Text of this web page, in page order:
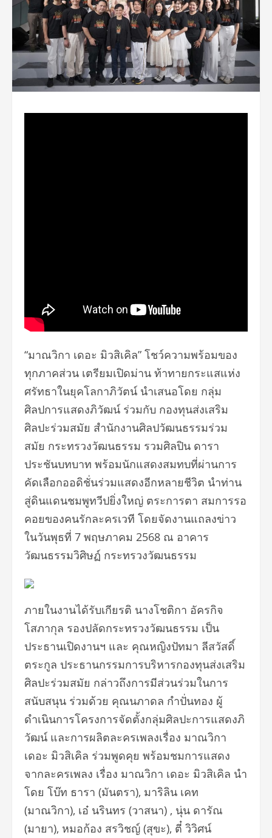
“มาณวิกา เดอะ มิวสิเคิล” โชว์ความพร้อมของ
ทุกภาคส่วน เตรียมเปิดม่าน ท้าทายกระแสแห่ง
ศรัทธาในยุคโลกาภิวัตน์ นำเสนอโดย กลุ่ม
ศิลปการแสดงภิวัฒน์ ร่วมกับ กองทุนส่งเสริม
ศิลปะร่วมสมัย สำนักงานศิลปวัฒนธรรมร่วม
สมัย กระทรวงวัฒนธรรม รวมศิลปิน ดารา
ประชันบทบาท พร้อมนักแสดงสมทบที่ผ่านการ
คัดเลือกออดิชั่นร่วมแสดงอีกหลายชีวิต นำท่าน
สู่ดินแดนชมพูทวีปยิ่งใหญ่ ตระการตา สมการรอ
คอยของคนรักละครเวที โดยจัดงานแถลงข่าว
ในวันพุธที่ 7 พฤษภาคม 2568 ณ อาคาร
วัฒนธรรมวิศิษฏ์ กระทรวงวัฒนธรรม
ภายในงานได้รับเกียรติ นางโชติกา อัครกิจ
โสภากุล รองปลัดกระทรวงวัฒนธรรม เป็น
ประธานเปิดงานฯ และ คุณหญิงปัทมา ลีสวัสดิ์
ตระกูล ประธานกรรมการบริหารกองทุนส่งเสริม
ศิลปะร่วมสมัย กล่าวถึงการมีส่วนร่วมในการ
สนับสนุน ร่วมด้วย​ คุณนภาดล กำปั่นทอง ผู้
ดำเนินการโครงการจัดตั้งกลุ่มศิลปะการแสดงภิ
วัฒน์ และการผลิตละครเพลงเรื่อง มาณวิกา
เดอะ มิวสิเคิล ร่วมพูดคุย พร้อมชมการแสดง
จากละครเพลง เรื่อง มาณวิกา เดอะ มิวสิเคิล นำ
โดย โบ๊ท ธารา (มันตรา), มาริลิน เคท
(มาณวิกา), เอ๋ นรินทร (วาสนา) , นุ่น ดารัณ
(มายา), หมอก้อง สรวิชญ์ (สุขะ), ตี๋ วิวิศน์